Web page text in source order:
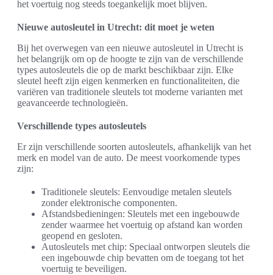
het voertuig nog steeds toegankelijk moet blijven.
Nieuwe autosleutel in Utrecht: dit moet je weten
Bij het overwegen van een nieuwe autosleutel in Utrecht is
het belangrijk om op de hoogte te zijn van de verschillende
types autosleutels die op de markt beschikbaar zijn. Elke
sleutel heeft zijn eigen kenmerken en functionaliteiten, die
variëren van traditionele sleutels tot moderne varianten met
geavanceerde technologieën.
Verschillende types autosleutels
Er zijn verschillende soorten autosleutels, afhankelijk van het
merk en model van de auto. De meest voorkomende types
zijn:
Traditionele sleutels: Eenvoudige metalen sleutels
zonder elektronische componenten.
Afstandsbedieningen: Sleutels met een ingebouwde
zender waarmee het voertuig op afstand kan worden
geopend en gesloten.
Autosleutels met chip: Speciaal ontworpen sleutels die
een ingebouwde chip bevatten om de toegang tot het
voertuig te beveiligen.